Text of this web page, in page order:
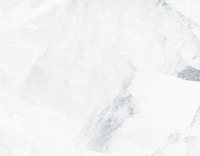
Excellente